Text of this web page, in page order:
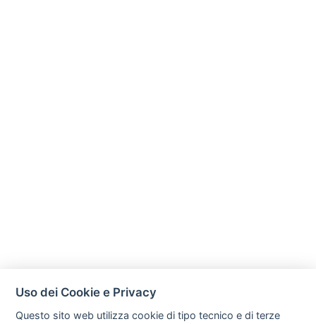
Uso dei Cookie e Privacy
Questo sito web utilizza cookie di tipo tecnico e di terze